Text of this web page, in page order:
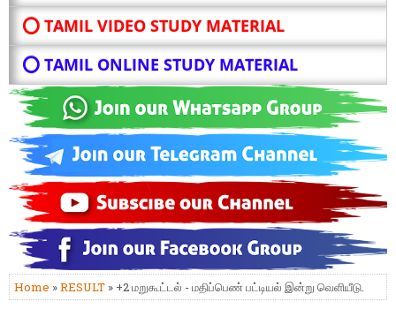
⭕ TAMIL VIDEO STUDY MATERIAL
⭕ TAMIL ONLINE STUDY MATERIAL
Home »RESULT » +2 மறுகூட்டல் - மதிப்பெண் பட்டியல் இன்று வெளியீடு.